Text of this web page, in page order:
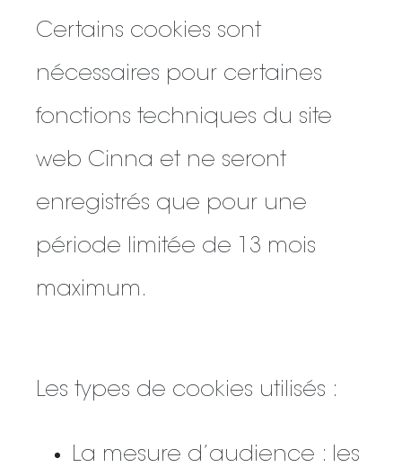
Certains cookies sont
nécessaires pour certaines
fonctions techniques du site
web Cinna et ne seront
enregistrés que pour une
période limitée de 13 mois
maximum.
Les types de cookies utilisés :
La mesure d’audience : les